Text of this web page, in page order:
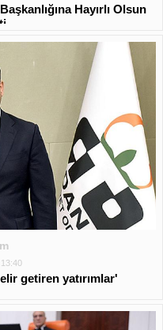
Hayırlı Olsun
getiren yatırımlar'